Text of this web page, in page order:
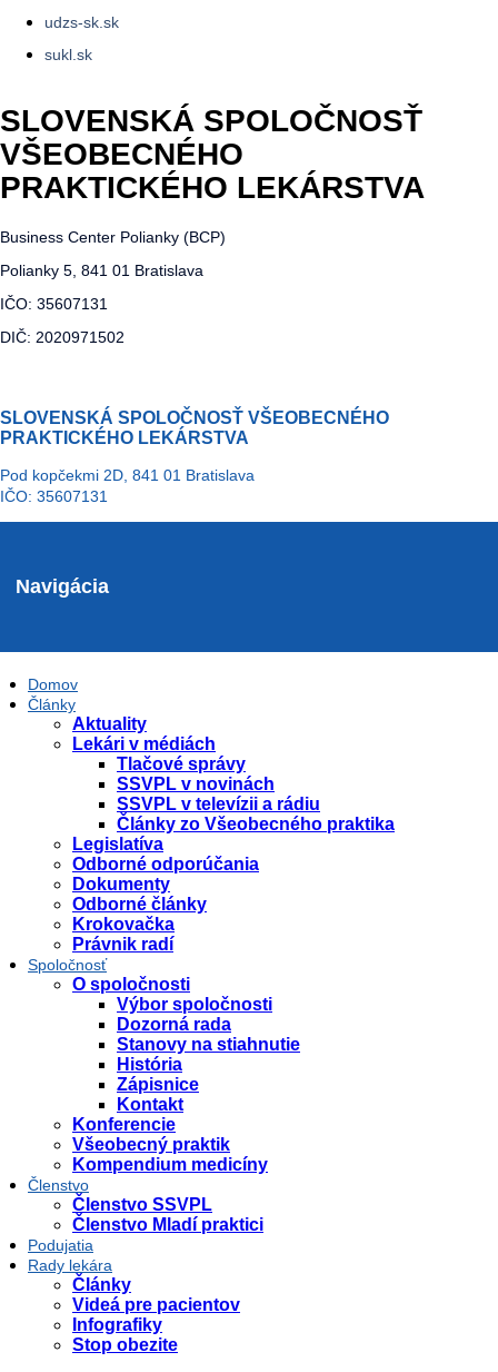
udzs-sk.sk
sukl.sk
SLOVENSKÁ SPOLOČNOSŤ
VŠEOBECNÉHO
PRAKTICKÉHO LEKÁRSTVA
Business Center Polianky (BCP)
Polianky 5, 841 01 Bratislava
IČO: 35607131
DIČ: 2020971502
SLOVENSKÁ SPOLOČNOSŤ VŠEOBECNÉHO
PRAKTICKÉHO LEKÁRSTVA
Pod kopčekmi 2D, 841 01 Bratislava
IČO: 35607131
Navigácia
Domov
Články
Aktuality
Lekári v médiách
Tlačové správy
SSVPL v novinách
SSVPL v televízii a rádiu
Články zo Všeobecného praktika
Legislatíva
Odborné odporúčania
Dokumenty
Odborné články
Krokovačka
Právnik radí
Spoločnosť
O spoločnosti
Výbor spoločnosti
Dozorná rada
Stanovy na stiahnutie
História
Zápisnice
Kontakt
Konferencie
Všeobecný praktik
Kompendium medicíny
Členstvo
Členstvo SSVPL
Členstvo Mladí praktici
Podujatia
Rady lekára
Články
Videá pre pacientov
Infografiky
Stop obezite